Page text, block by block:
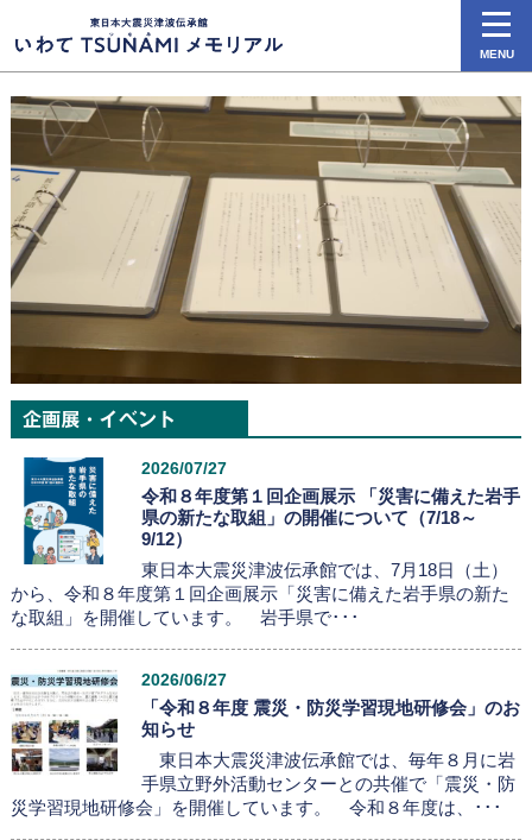
2026/07/27
令和８年度第１回企画展示 「災害に備えた岩手
県の新たな取組」の開催について（7/18～
9/12）
東日本大震災津波伝承館では、7月18日（土）
から、令和８年度第１回企画展示「災害に備えた岩手県の新た
な取組」を開催しています。 岩手県で･･･
2026/06/27
「令和８年度 震災・防災学習現地研修会」のお
知らせ
東日本大震災津波伝承館では、毎年８月に岩
手県立野外活動センターとの共催で「震災・防
災学習現地研修会」を開催しています。 令和８年度は、･･･
MENU